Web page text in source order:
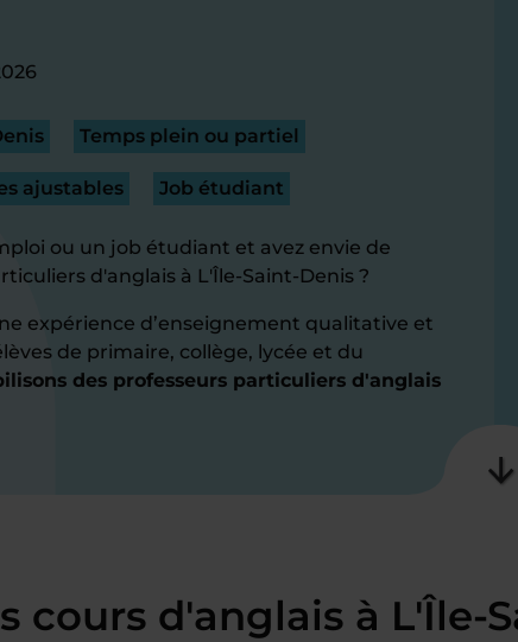
Temps plein ou partiel
ajustables Job étudiant
ou un job étudiant et avez envie de
d'anglais à L'Île-Saint-Denis ?
expérience d’enseignement qualitative et
de primaire, collège, lycée et du
des professeurs particuliers d'anglais
cours d'anglais à L'Île-